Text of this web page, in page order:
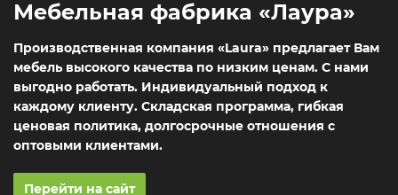
Мебельная фабрика «Лаура»
Производственная компания «Laura» предлагает Вам
мебель высокого качества по низким ценам. С нами
выгодно работать. Индивидуальный подход к
каждому клиенту. Складская программа, гибкая
ценовая политика, долгосрочные отношения с
оптовыми клиентами.
Перейти на сайт